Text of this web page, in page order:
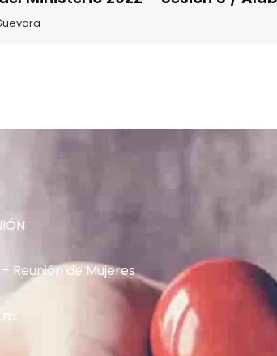
Reunión de Mujeres